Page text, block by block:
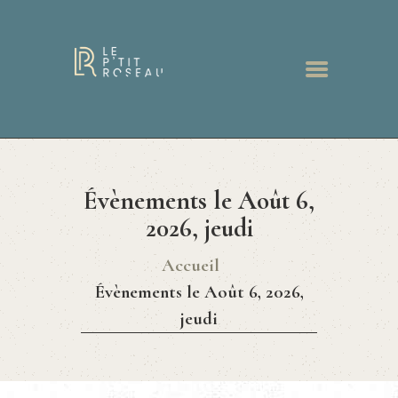
Évènements le Août 6,
2026, jeudi
Accueil
Évènements le Août 6, 2026,
jeudi
ACCUEIL
MENUS
BONS CADEAUX
ACTUALITÉS
CONTACT